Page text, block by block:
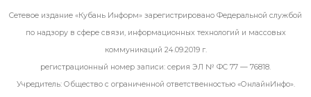
Сетевое издание «Кубань Информ» зарегистрировано Федеральной службой
по надзору в сфере связи, информационных технологий и массовых
коммуникаций 24.09.2019 г.
регистрационный номер записи: серия ЭЛ № ФС 77 — 76818.
Учредитель: Общество с ограниченной ответственностью «ОнлайнИнфо».